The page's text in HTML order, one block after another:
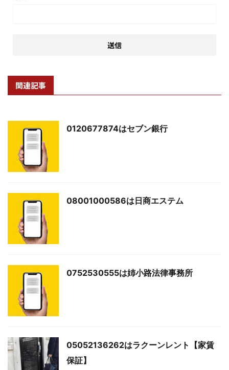
関連記事
0120677874はセブン銀行
08001000586は日商エステム
0752530555は姉小路法律事務所
05052136262はラクーンレント【家賃
保証】